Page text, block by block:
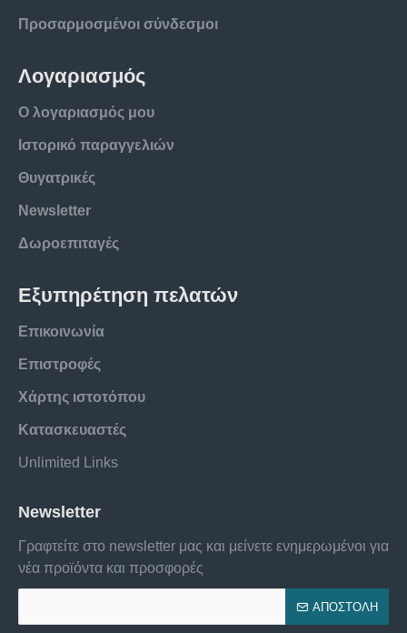
Προσαρμοσμένοι σύνδεσμοι
Λογαριασμός
Ο λογαριασμός μου
Ιστορικό παραγγελιών
Θυγατρικές
Newsletter
Δωροεπιταγές
Εξυπηρέτηση πελατών
Επικοινωνία
Επιστροφές
Χάρτης ιστοτόπου
Κατασκευαστές
Unlimited Links
Newsletter
Γραφτείτε στο newsletter μας και μείνετε ενημερωμένοι για
νέα προϊόντα και προσφορές
ΑΠΟΣΤΟΛΉ